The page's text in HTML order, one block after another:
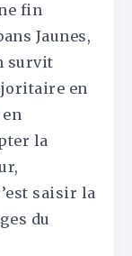
fin
Jaunes,
survit
en
la
saisir la
du